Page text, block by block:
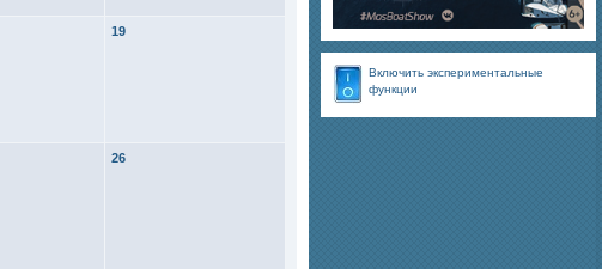
Включить экспериментальные
функции
19
26